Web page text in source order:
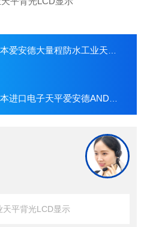
德大量程防水工业天平AND电子秤
电子天平爱安德AND防水工业天平